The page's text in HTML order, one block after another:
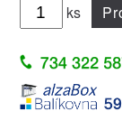
ks